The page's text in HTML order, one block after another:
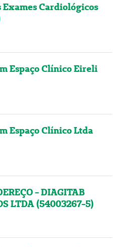
Cardiológicos
Espaço Clínico Eireli
Espaço Clínico Ltda
- DIAGITAB
LTDA (54003267-5)